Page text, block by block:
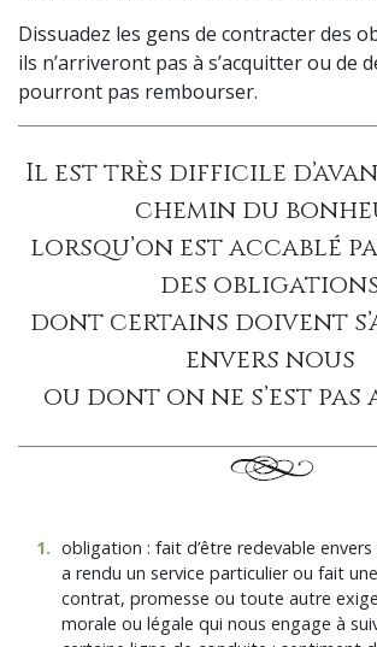
Dissuadez les gens de contracter des
ils n’arriveront pas à s’acquitter ou de
pourront pas rembourser.
Il est très difficile
chemin du
lorsqu’on est accablé
des
dont certains doivent
envers nous
ou dont on ne s’est
1. obligation : fait d’être redevable
a rendu un service particulier ou fait
contrat, promesse ou toute autre
morale ou légale qui nous engage à